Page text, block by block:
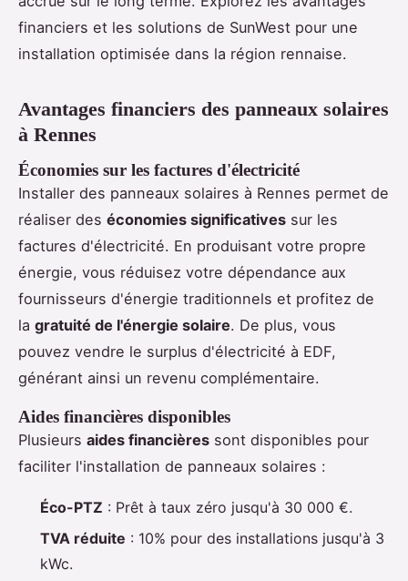
financiers et les solutions de SunWest pour une
installation optimisée dans la région rennaise.
Avantages financiers des panneaux solaires
à Rennes
Économies sur les factures d'électricité
Installer des panneaux solaires à Rennes permet de
réaliser des économies significatives sur les
factures d'électricité. En produisant votre propre
énergie, vous réduisez votre dépendance aux
fournisseurs d'énergie traditionnels et profitez de
la gratuité de l'énergie solaire. De plus, vous
pouvez vendre le surplus d'électricité à EDF,
générant ainsi un revenu complémentaire.
Aides financières disponibles
Plusieurs aides financières sont disponibles pour
faciliter l'installation de panneaux solaires :
Éco-PTZ : Prêt à taux zéro jusqu'à 30 000 €.
TVA réduite : 10% pour des installations jusqu'à 3
kWc.